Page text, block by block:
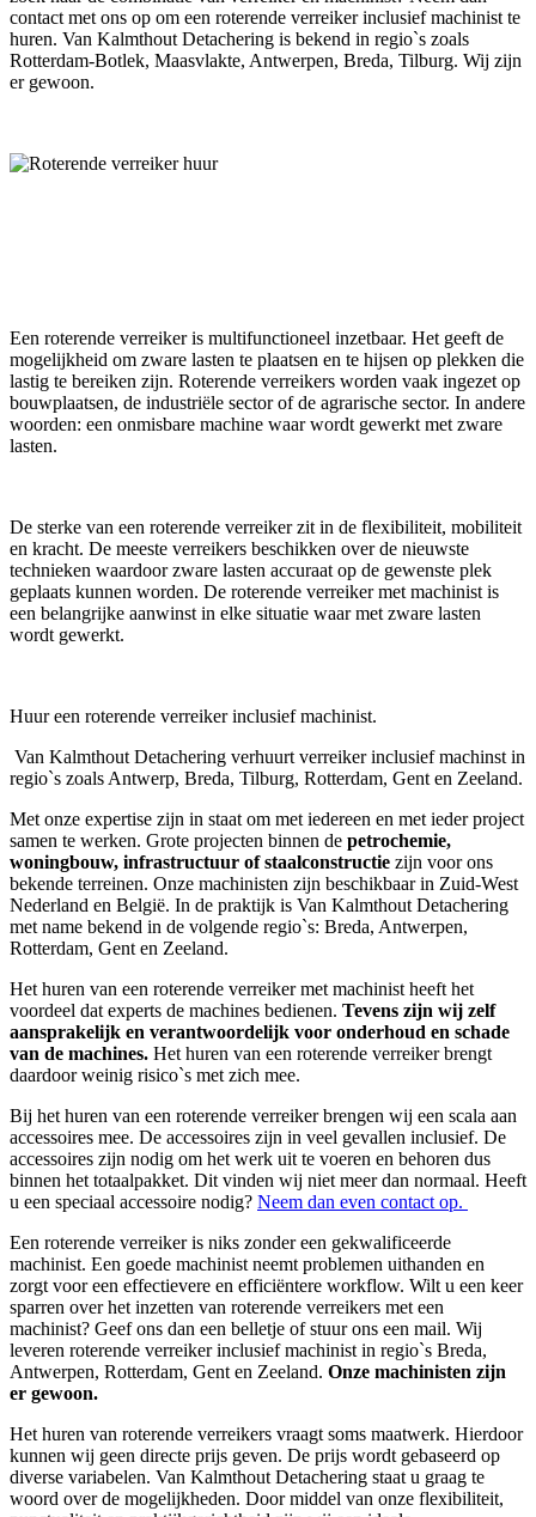
contact met ons op om een roterende verreiker inclusief machinist te
huren. Van Kalmthout Detachering is bekend in regio`s zoals
Rotterdam-Botlek, Maasvlakte, Antwerpen, Breda, Tilburg. Wij zijn
er gewoon.
Een roterende verreiker is multifunctioneel inzetbaar. Het geeft de
mogelijkheid om zware lasten te plaatsen en te hijsen op plekken die
lastig te bereiken zijn. Roterende verreikers worden vaak ingezet op
bouwplaatsen, de industriële sector of de agrarische sector. In andere
woorden: een onmisbare machine waar wordt gewerkt met zware
lasten.
De sterke van een roterende verreiker zit in de flexibiliteit, mobiliteit
en kracht. De meeste verreikers beschikken over de nieuwste
technieken waardoor zware lasten accuraat op de gewenste plek
geplaats kunnen worden. De roterende verreiker met machinist is
een belangrijke aanwinst in elke situatie waar met zware lasten
wordt gewerkt.
Huur een roterende verreiker inclusief machinist.
Van Kalmthout Detachering verhuurt verreiker inclusief machinst in
regio`s zoals Antwerp, Breda, Tilburg, Rotterdam, Gent en Zeeland.
Met onze expertise zijn in staat om met iedereen en met ieder project
samen te werken. Grote projecten binnen de petrochemie,
woningbouw, infrastructuur of staalconstructie zijn voor ons
bekende terreinen. Onze machinisten zijn beschikbaar in Zuid-West
Nederland en België. In de praktijk is Van Kalmthout Detachering
met name bekend in de volgende regio`s: Breda, Antwerpen,
Rotterdam, Gent en Zeeland.
Het huren van een roterende verreiker met machinist heeft het
voordeel dat experts de machines bedienen. Tevens zijn wij zelf
aansprakelijk en verantwoordelijk voor onderhoud en schade
van de machines. Het huren van een roterende verreiker brengt
daardoor weinig risico`s met zich mee.
Bij het huren van een roterende verreiker brengen wij een scala aan
accessoires mee. De accessoires zijn in veel gevallen inclusief. De
accessoires zijn nodig om het werk uit te voeren en behoren dus
binnen het totaalpakket. Dit vinden wij niet meer dan normaal. Heeft
u een speciaal accessoire nodig? Neem dan even contact op.
Een roterende verreiker is niks zonder een gekwalificeerde
machinist. Een goede machinist neemt problemen uithanden en
zorgt voor een effectievere en efficiëntere workflow. Wilt u een keer
sparren over het inzetten van roterende verreikers met een
machinist? Geef ons dan een belletje of stuur ons een mail. Wij
leveren roterende verreiker inclusief machinist in regio`s Breda,
Antwerpen, Rotterdam, Gent en Zeeland. Onze machinisten zijn
er gewoon.
Het huren van roterende verreikers vraagt soms maatwerk. Hierdoor
kunnen wij geen directe prijs geven. De prijs wordt gebaseerd op
diverse variabelen. Van Kalmthout Detachering staat u graag te
woord over de mogelijkheden. Door middel van onze flexibiliteit,